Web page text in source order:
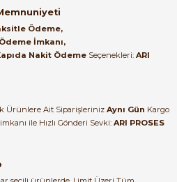
Ödeme,
İmkanı,
Nakit Ödeme Seçenekleri: ARI
Ürünlere Ait Siparişleriniz Aynı Gün Kargo
ile Hızlı Gönderi Sevki: ARI PROSES